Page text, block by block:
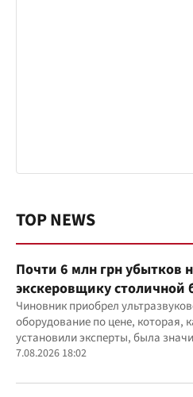
TOP NEWS
Почти 6 млн грн убытков
экскеровщику
подозрение
Чиновник приобрел
оборудование по цене, которая,
установили эксперты, была
выше рыночной
7.08.2026 18:02